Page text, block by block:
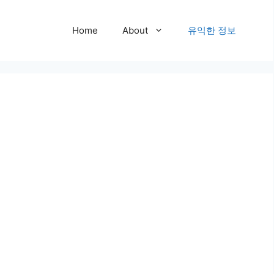
Home About 유익한 정보